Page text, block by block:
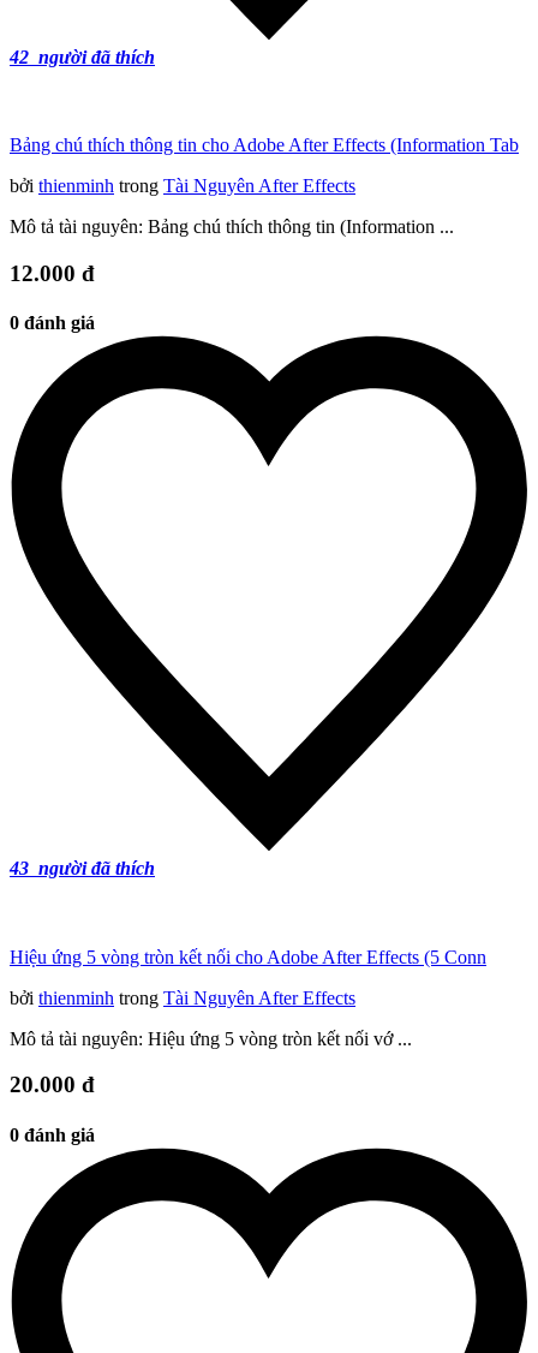
42 người đã thích
Bảng chú thích thông tin cho Adobe After Effects (Information Tab
bởi thienminh trong Tài Nguyên After Effects
Mô tả tài nguyên: Bảng chú thích thông tin (Information ...
12.000 đ
0 đánh giá
43 người đã thích
Hiệu ứng 5 vòng tròn kết nối cho Adobe After Effects (5 Conn
bởi thienminh trong Tài Nguyên After Effects
Mô tả tài nguyên: Hiệu ứng 5 vòng tròn kết nối vớ ...
20.000 đ
0 đánh giá